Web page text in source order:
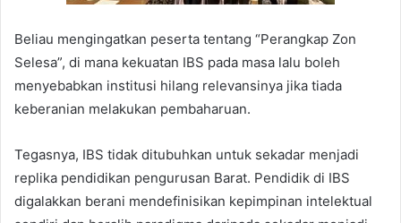
Beliau mengingatkan peserta tentang “Perangkap Zon
Selesa”, di mana kekuatan IBS pada masa lalu boleh
menyebabkan institusi hilang relevansinya jika tiada
keberanian melakukan pembaharuan.
Tegasnya, IBS tidak ditubuhkan untuk sekadar menjadi
replika pendidikan pengurusan Barat. Pendidik di IBS
digalakkan berani mendefinisikan kepimpinan intelektual